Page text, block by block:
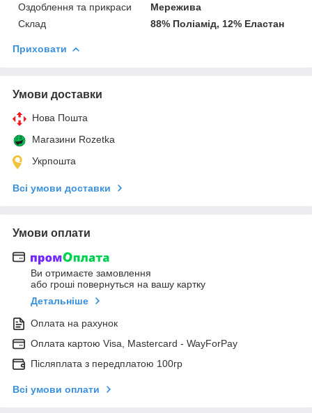
Оздоблення та прикраси
Мережива
Склад
88% Поліамід, 12% Еластан
Приховати
Умови доставки
Нова Пошта
Магазини Rozetka
Укрпошта
Всі умови доставки
Умови оплати
Ви отримаєте замовлення
або гроші повернуться на вашу картку
Детальніше
Оплата на рахунок
Оплата картою Visa, Mastercard - WayForPay
Післяплата з передплатою 100гр
Всі умови оплати